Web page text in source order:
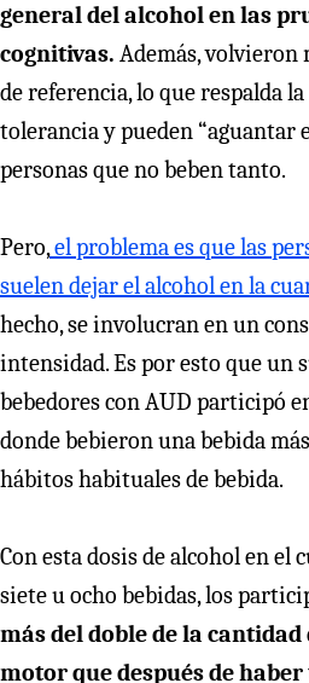
general del alcohol en las
cognitivas. Además, volvieron
de referencia, lo que respalda
tolerancia y pueden “aguantar
personas que no beben tanto.
Pero,el problema es que las
suelen dejar el alcohol en la
hecho, se involucran en un
intensidad. Es por esto que un
bebedores con AUD participó
donde bebieron una bebida
hábitos habituales de bebida.
Con esta dosis de alcohol en el
siete u ocho bebidas, los
más del doble de la
motor que después de